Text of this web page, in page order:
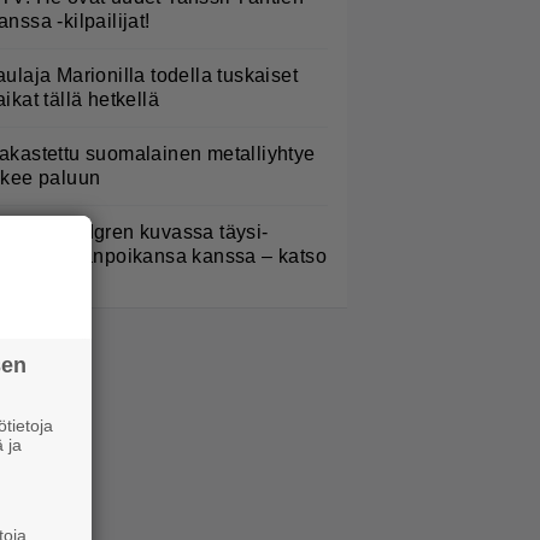
-kilpailijat!
Marionilla todella tuskaiset
tällä hetkellä
suomalainen metalliyhtye
paluun
Lindgren kuvassa täysi-
pojanpoikansa kanssa – katso
ja